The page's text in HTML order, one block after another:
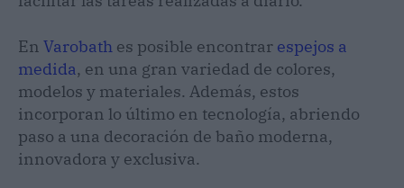
En Varobath es posible encontrar espejos a
medida, en una gran variedad de colores,
modelos y materiales. Además, estos
incorporan lo último en tecnología, abriendo
paso a una decoración de baño moderna,
innovadora y exclusiva.